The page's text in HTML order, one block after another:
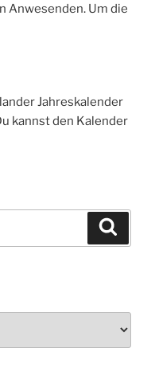
Anwesenden. Um die
Jahreskalender
kannst den Kalender